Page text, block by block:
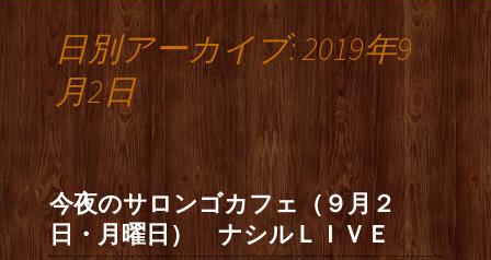
日別アーカイブ: 2019年9
月2日
今夜のサロンゴカフェ（９月２
日・月曜日） ナシルＬＩＶＥ